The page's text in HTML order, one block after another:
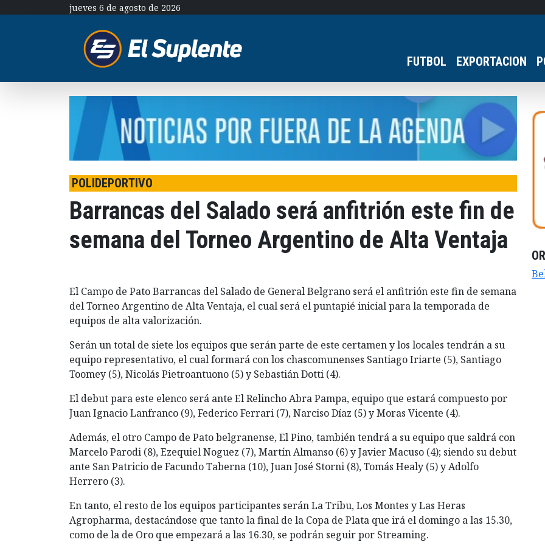
jueves 6 de agosto de 2026
FUTBOL EXPORTACION
POLIDEPORTIVO
Barrancas del Salado será anfitrión este fin de
semana del Torneo Argentino de Alta Ventaja
El Campo de Pato Barrancas del Salado de General Belgrano será el anfitrión este fin de semana
del Torneo Argentino de Alta Ventaja, el cual será el puntapié inicial para la temporada de
equipos de alta valorización.
Serán un total de siete los equipos que serán parte de este certamen y los locales tendrán a su
equipo representativo, el cual formará con los chascomunenses Santiago Iriarte (5), Santiago
Toomey (5), Nicolás Pietroantuono (5) y Sebastián Dotti (4).
El debut para este elenco será ante El Relincho Abra Pampa, equipo que estará compuesto por
Juan Ignacio Lanfranco (9), Federico Ferrari (7), Narciso Díaz (5) y Moras Vicente (4).
Además, el otro Campo de Pato belgranense, El Pino, también tendrá a su equipo que saldrá con
Marcelo Parodi (8), Ezequiel Noguez (7), Martín Almanso (6) y Javier Macuso (4); siendo su debut
ante San Patricio de Facundo Taberna (10), Juan José Storni (8), Tomás Healy (5) y Adolfo
Herrero (3).
En tanto, el resto de los equipos participantes serán La Tribu, Los Montes y Las Heras
Agropharma, destacándose que tanto la final de la Copa de Plata que irá el domingo a las 15.30,
como de la de Oro que empezará a las 16.30, se podrán seguir por Streaming.